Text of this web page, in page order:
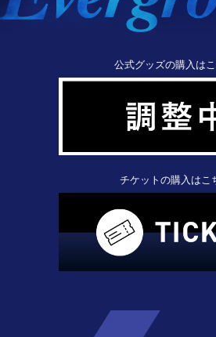
公式グッズの購入は
チケットの購入はこ